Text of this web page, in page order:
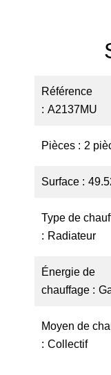
Référence
A2137MU
Pièces 2
Surface
Type de
Radiateur
Énergie de
chauffage
Moyen de
Collectif